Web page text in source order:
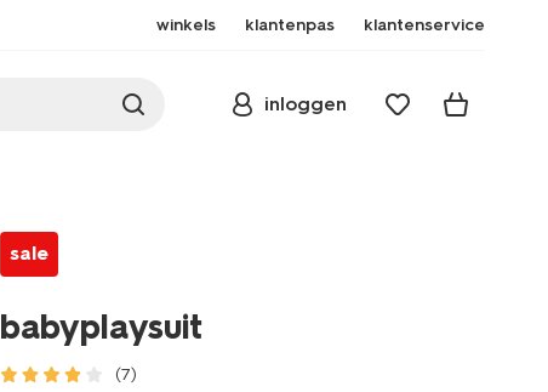
winkels klantenpas klantenservice
inloggen
sale
babyplaysuit
(7)